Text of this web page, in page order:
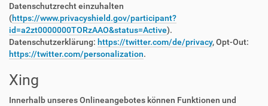
Datenschutzrecht einzuhalten
(https://www.privacyshield.gov/participant?
id=a2zt0000000TORzAAO&status=Active).
Datenschutzerklärung: https://twitter.com/de/privacy, Opt-Out:
https://twitter.com/personalization.
Xing
Innerhalb unseres Onlineangebotes können Funktionen und